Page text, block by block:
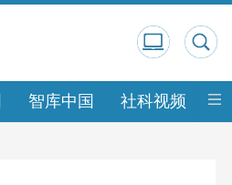
智库中国 社科视频 中